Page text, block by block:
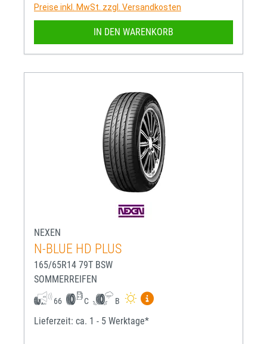
Preise inkl. MwSt. zzgl. Versandkosten
IN DEN WARENKORB
NEXEN
N-BLUE HD PLUS
165/65R14 79T BSW
SOMMERREIFEN
66 C B
Mehr Informationen zum
Lieferzeit: ca. 1 - 5 Werktage*